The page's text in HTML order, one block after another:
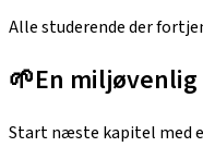
Alle studerende der
🌱En
Start næste kapitel med